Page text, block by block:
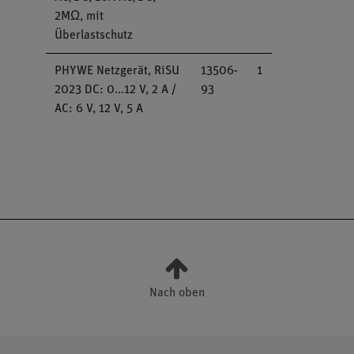
2MΩ, mit
Überlastschutz
PHYWE Netzgerät, RiSU
2023 DC: 0...12 V, 2 A /
AC: 6 V, 12 V, 5 A
13506-
93
1
Nach oben